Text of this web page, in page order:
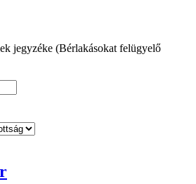
jegyzéke (Bérlakásokat felügyelő